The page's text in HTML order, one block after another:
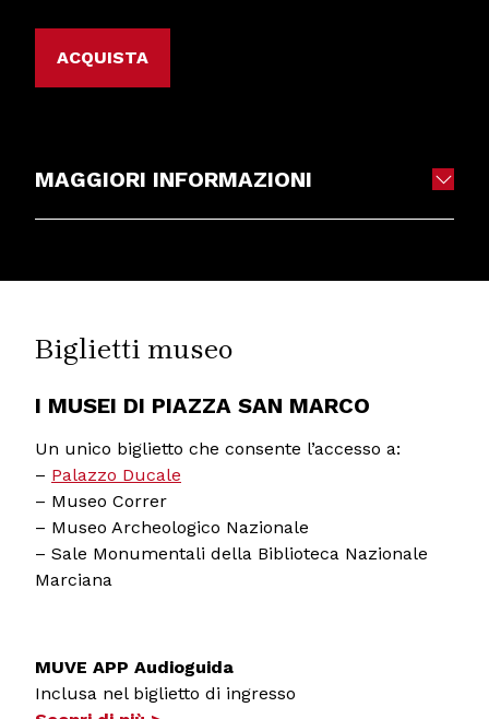
ACQUISTA
MAGGIORI INFORMAZIONI
Biglietti museo
I MUSEI DI PIAZZA SAN MARCO
Un unico biglietto che consente l’accesso a:
– Palazzo Ducale
– Museo Correr
– Museo Archeologico Nazionale
– Sale Monumentali della Biblioteca Nazionale
Marciana
MUVE APP Audioguida
Inclusa nel biglietto di ingresso